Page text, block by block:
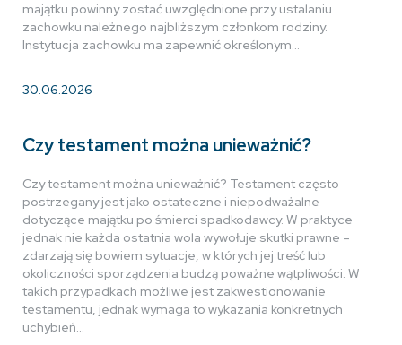
majątku powinny zostać uwzględnione przy ustalaniu
zachowku należnego najbliższym członkom rodziny.
Instytucja zachowku ma zapewnić określonym…
30.06.2026
Czy testament można unieważnić?
Czy testament można unieważnić? Testament często
postrzegany jest jako ostateczne i niepodważalne
dotyczące majątku po śmierci spadkodawcy. W praktyce
jednak nie każda ostatnia wola wywołuje skutki prawne –
zdarzają się bowiem sytuacje, w których jej treść lub
okoliczności sporządzenia budzą poważne wątpliwości. W
takich przypadkach możliwe jest zakwestionowanie
testamentu, jednak wymaga to wykazania konkretnych
uchybień…